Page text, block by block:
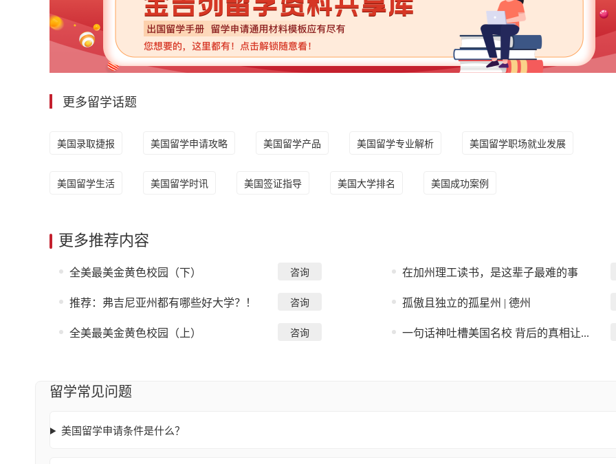
更多留学话题
美国录取捷报 美国留学申请攻略 美国留学产品 美国留学专业解析 美国留学职场就业发展
美国留学生活 美国留学时讯 美国签证指导 美国大学排名 美国成功案例
更多推荐内容
全美最美金黄色校园（下） 咨询 在加州理工读书，是这辈子最难的事
推荐：弗吉尼亚州都有哪些好大学？！ 咨询 孤傲且独立的孤星州 | 德州
全美最美金黄色校园（上） 咨询 一句话神吐槽美国名校 背后的真相让...
留学常见问题
美国留学申请条件是什么？